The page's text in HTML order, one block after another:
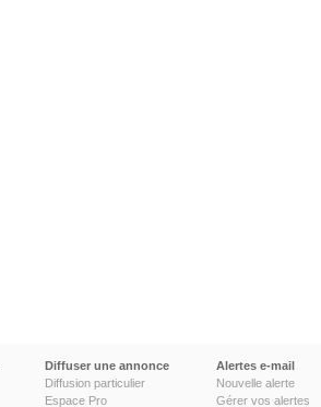
Diffuser une annonce
Diffusion particulier
Espace Pro
Alertes e-mail
Nouvelle alerte
Gérer vos alertes